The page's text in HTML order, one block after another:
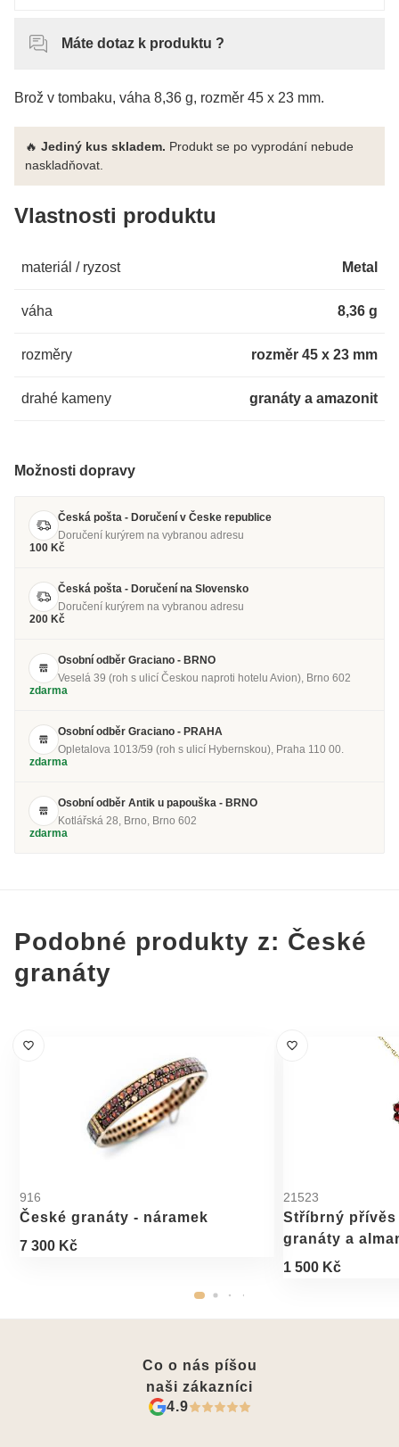
Máte dotaz k produktu ?
Brož v tombaku, váha 8,36 g, rozměr 45 x 23 mm.
🔥 Jediný kus skladem. Produkt se po vyprodání nebude
naskladňovat.
Vlastnosti produktu
materiál / ryzost Metal
váha 8,36 g
rozměry rozměr 45 x 23 mm
drahé kameny granáty a amazonit
Možnosti dopravy
Česká pošta - Doručení v Česke republice
Doručení kurýrem na vybranou adresu
100 Kč
Česká pošta - Doručení na Slovensko
Doručení kurýrem na vybranou adresu
200 Kč
Osobní odběr Graciano - BRNO
Veselá 39 (roh s ulicí Českou naproti hotelu Avion), Brno 602
zdarma
Osobní odběr Graciano - PRAHA
Opletalova 1013/59 (roh s ulicí Hybernskou), Praha 110 00.
zdarma
Osobní odběr Antik u papouška - BRNO
Kotlářská 28, Brno, Brno 602
zdarma
Podobné produkty z: České
granáty
916
České granáty - náramek
7 300 Kč
21523
Stříbrný přívěs
granáty a
1 500 Kč
Co o nás píšou
naši zákazníci
4.9